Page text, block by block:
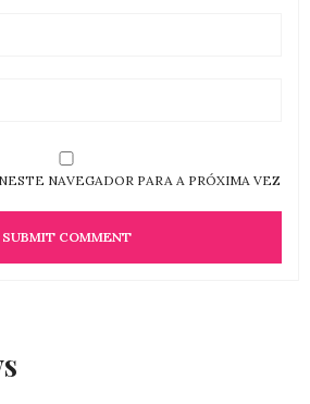
NAVEGADOR PARA A PRÓXIMA VEZ